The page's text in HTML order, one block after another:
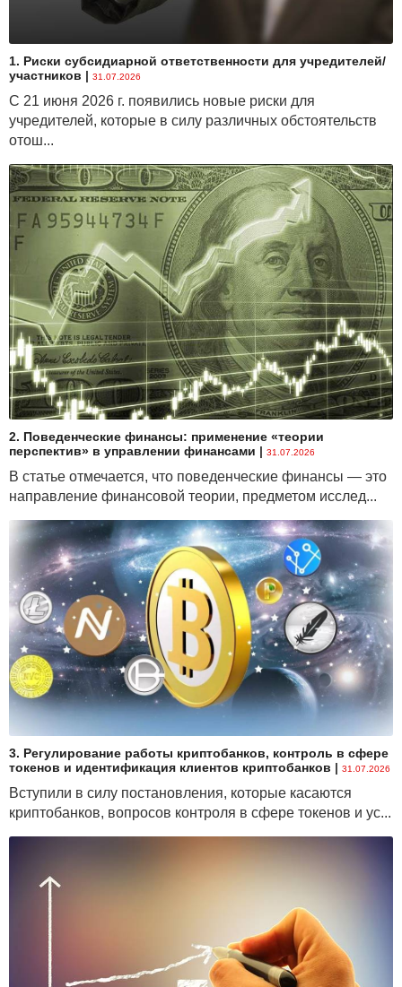
1. Риски субсидиарной ответственности для учредителей/
участников | 31.07.2026
С 21 июня 2026 г. появились новые риски для
учредителей, которые в силу различных обстоятельств
отош...
2. Поведенческие финансы: применение «теории
перспектив» в управлении финансами | 31.07.2026
В статье отмечается, что поведенческие финансы — это
направление финансовой теории, предметом исслед...
3. Регулирование работы криптобанков, контроль в сфере
токенов и идентификация клиентов криптобанков | 31.07.2026
Вступили в силу постановления, которые касаются
криптобанков, вопросов контроля в сфере токенов и ус...